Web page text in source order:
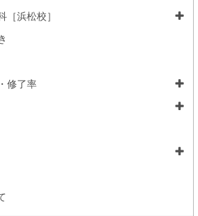
浜松校］
修了率